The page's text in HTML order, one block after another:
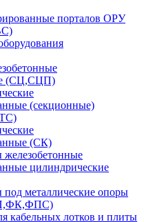
порталов ОРУ
(СЦ,СЦП)
(секционные)
(СК)
цилиндрические
металлические опоры
кабельных лотков и плиты